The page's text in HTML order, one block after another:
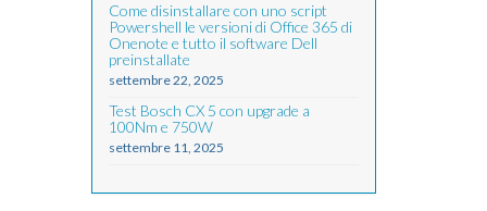
Come disinstallare con uno script
Powershell le versioni di Office 365 di
Onenote e tutto il software Dell
preinstallate
settembre 22, 2025
Test Bosch CX 5 con upgrade a
100Nm e 750W
settembre 11, 2025